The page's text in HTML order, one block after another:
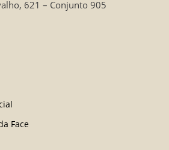
621 – Conjunto 905
Face